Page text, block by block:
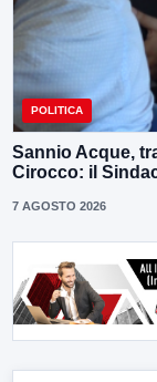
POLITICA
Sannio Acque,
Cirocco: il
7 AGOSTO 2026